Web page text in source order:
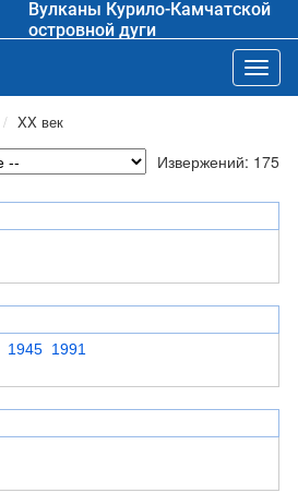
Вулканы Курило-Камчатской
островной дуги
XX век
Извержений: 175
1945 1991